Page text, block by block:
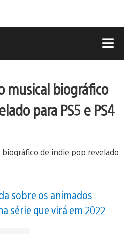
musical biográfico
para PS5 e PS4
sobre os animados
série que virá em 2022